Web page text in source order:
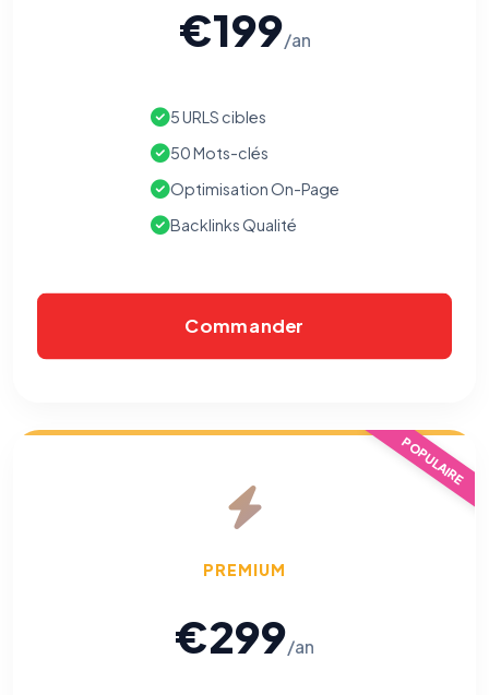
€199/an
5 URLS cibles
50 Mots-clés
Optimisation On-Page
Backlinks Qualité
Commander
POPULAIRE
PREMIUM
€299/an